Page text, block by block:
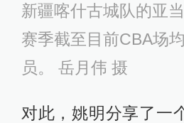
新疆喀什古城队的亚
赛季截至目前CBA场
员。 岳月伟 摄
对此，姚明分享了一